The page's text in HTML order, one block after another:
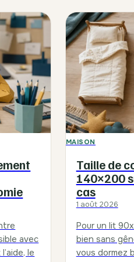
avec
le
MAISON
Taille de
140×200
cas
1 août 2026
Pour un lit
bien sans
vous dormez